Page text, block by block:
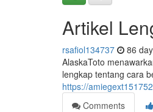
Artikel
rsafiol134737 86
AlaskaToto
lengkap tentang cara
https://
Comments